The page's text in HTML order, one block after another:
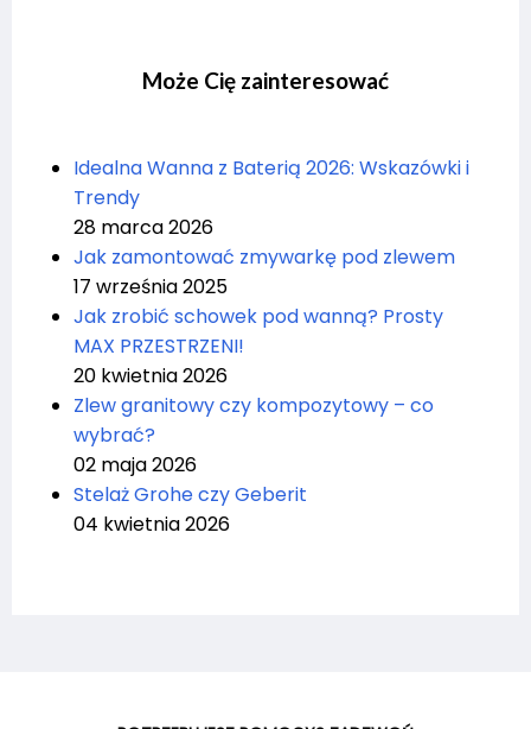
Może Cię zainteresować
Idealna Wanna z Baterią 2026: Wskazówki i
Trendy
28 marca 2026
Jak zamontować zmywarkę pod zlewem
17 września 2025
Jak zrobić schowek pod wanną? Prosty
MAX PRZESTRZENI!
20 kwietnia 2026
Zlew granitowy czy kompozytowy – co
wybrać?
02 maja 2026
Stelaż Grohe czy Geberit
04 kwietnia 2026